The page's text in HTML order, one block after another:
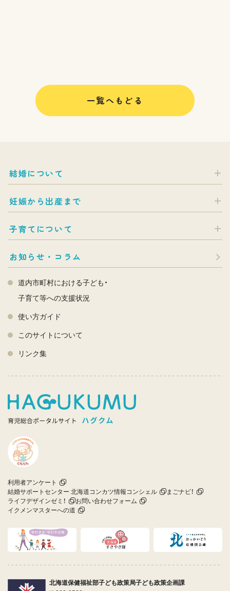
一覧へもどる
結婚について
妊娠から出産まで
子育てについて
お知らせ・コラム
道内市町村における子ども・
子育て等への支援状況
使い方ガイド
このサイトについて
リンク集
利用者アンケート
結婚サポートセンター 北海道コンカツ情報コンシェル
まごナビ！
ライフデザインゼミ！
お問い合わせフォーム
イクメンマスターへの道
北海道保健福祉部子ども政策局子ども政策企画課